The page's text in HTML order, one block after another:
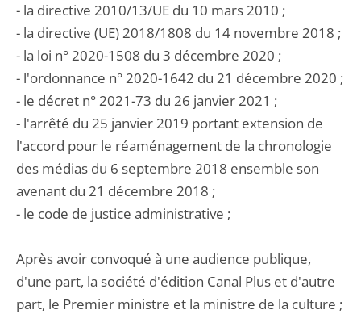
- la directive 2010/13/UE du 10 mars 2010 ;
- la directive (UE) 2018/1808 du 14 novembre 2018 ;
- la loi n° 2020-1508 du 3 décembre 2020 ;
- l'ordonnance n° 2020-1642 du 21 décembre 2020 ;
- le décret n° 2021-73 du 26 janvier 2021 ;
- l'arrêté du 25 janvier 2019 portant extension de
l'accord pour le réaménagement de la chronologie
des médias du 6 septembre 2018 ensemble son
avenant du 21 décembre 2018 ;
- le code de justice administrative ;
Après avoir convoqué à une audience publique,
d'une part, la société d'édition Canal Plus et d'autre
part, le Premier ministre et la ministre de la culture ;